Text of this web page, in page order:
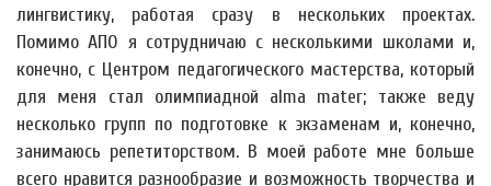
лингвистику, работая сразу в нескольких проектах.
Помимо АПО я сотрудничаю с несколькими школами и,
конечно, с Центром педагогического мастерства, который
для меня стал олимпиадной alma mater; также веду
несколько групп по подготовке к экзаменам и, конечно,
занимаюсь репетиторством. В моей работе мне больше
всего нравится разнообразие и возможность творчества и